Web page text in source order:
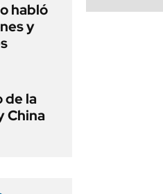
habló
y
de la
China